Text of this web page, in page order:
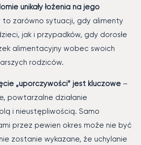
unikały łożenia na jego
to zarówno sytuacji, gdy alimenty
jak i przypadków, gdy dorosłe
alimentacyjny wobec swoich
rodziców.
„uporczywości” jest kluczowe –
powtarzalne działanie
i nieustępliwością. Samo
przez pewien okres może nie być
zostanie wykazane, że uchylanie